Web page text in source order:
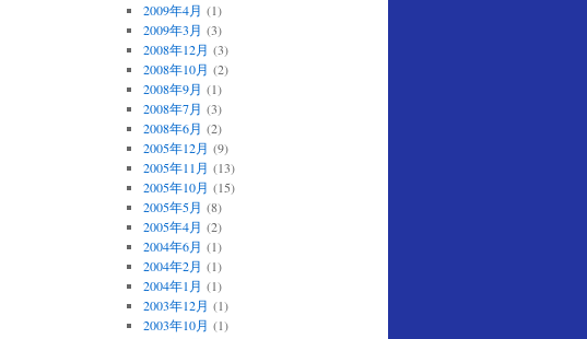
2009年4月 (1)
2009年3月 (3)
2008年12月 (3)
2008年10月 (2)
2008年9月 (1)
2008年7月 (3)
2008年6月 (2)
2005年12月 (9)
2005年11月 (13)
2005年10月 (15)
2005年5月 (8)
2005年4月 (2)
2004年6月 (1)
2004年2月 (1)
2004年1月 (1)
2003年12月 (1)
2003年10月 (1)